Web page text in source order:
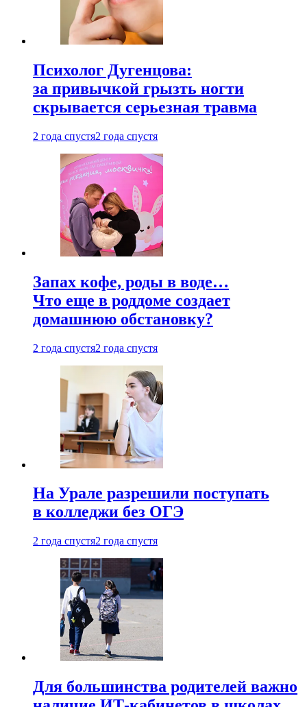
Психолог Дугенцова:
за привычкой грызть ногти
скрывается серьезная травма
2 года спустя2 года спустя
Запах кофе, роды в воде…
Что еще в роддоме создает
домашнюю обстановку?
2 года спустя2 года спустя
На Урале разрешили поступать
в колледжи без ОГЭ
2 года спустя2 года спустя
Для большинства родителей важно